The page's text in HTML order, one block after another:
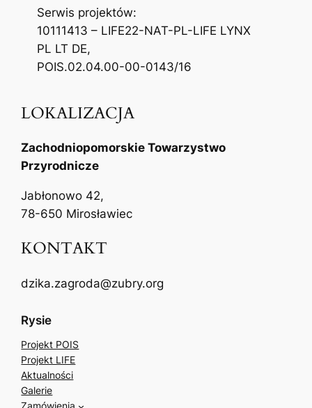
Serwis projektów:
10111413 – LIFE22-NAT-PL-LIFE LYNX
PL LT DE,
POIS.02.04.00-00-0143/16
LOKALIZACJA
Zachodniopomorskie Towarzystwo
Przyrodnicze
Jabłonowo 42,
78-650 Mirosławiec
KONTAKT
dzika.zagroda@zubry.org
Rysie
Projekt POIS
Projekt LIFE
Aktualności
Galerie